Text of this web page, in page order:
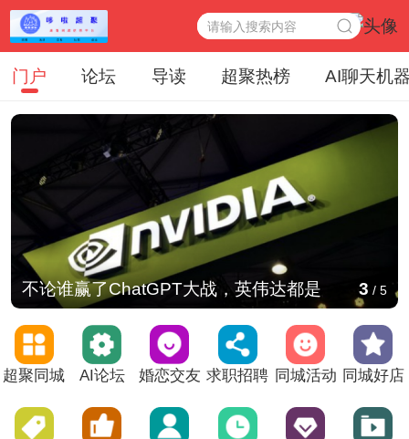
门户 论坛 导读 超聚热榜 AI聊天机
不论谁赢了ChatGPT大战，英伟达都是 3 /5
超聚同城 AI论坛 婚恋交友 求职招聘 同城活动 同城好店